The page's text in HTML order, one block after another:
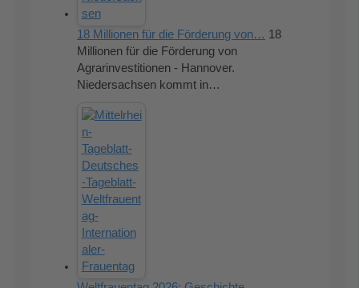
18 Millionen für die Förderung von… 18
Millionen für die Förderung von
Agrarinvestitionen - Hannover.
Niedersachsen kommt in…